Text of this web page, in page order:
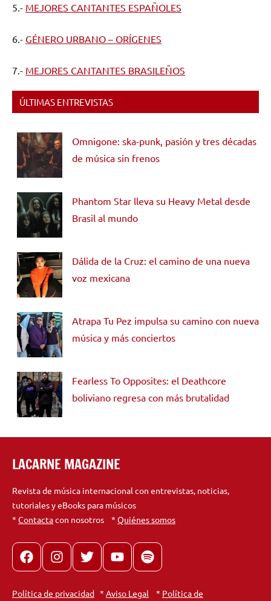
5.- MEJORES CANTANTES ESPAÑOLES
6.- GÉNERO URBANO – ORÍGENES
7.- MEJORES CANTANTES BRASILEÑOS
ÚLTIMAS ENTREVISTAS
Omnigone: ska-punk, pasión y tres décadas
de música sin frenos
Phantom Star lleva su Heavy Metal desde
Brasil al mundo
Dálida de la Cruz: el camino de una nueva
voz mexicana
Atrapa Tu Pez impulsa su camino con nueva
música y más conciertos
Fearless To Opposites: el Deathcore
boliviano regresa con más brutalidad
LACARNE MAGAZINE
Revista de música internacional con entrevistas, noticias,
tutoriales y eBooks para músicos
* Contactacon nosotros * Quiénes somos
FacebookInstagram
X youtubespotify
Política de privacidad * Aviso Legal * Política de